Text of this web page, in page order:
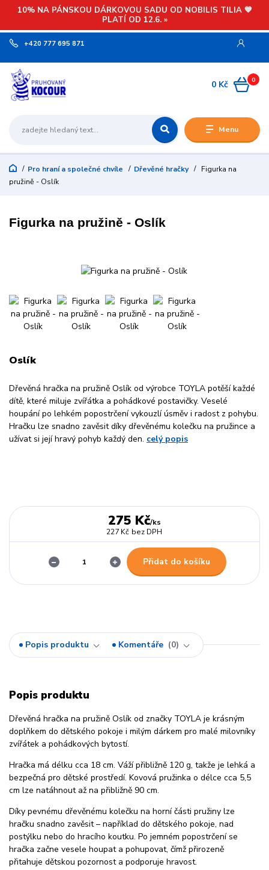
10% NA PÁNSKOU DÁRKOVOU SADU OD NOBILIS TILIA 💙
PLATÍ OD 12.6. »
Menu
+420 777 695 871
0
0 Kč
Pro hraní a společné chvíle Dřevěné hračky
Figurka na
pružině - Oslík
Figurka na pružině - Oslík
Oslík
Dřevěná hračka na pružině Oslík od výrobce TOYLA potěší každé
dítě, které miluje zvířátka a pohádkové postavičky. Veselé
houpání po lehkém popostrčení vykouzlí úsměv i radost z pohybu.
Hračku lze snadno zavěsit díky dřevěnému kolečku na pružince a
užívat si její hravý pohyb každý den. celý popis
275 Kč/ks
227 Kč bez DPH
Přidat do košíku
Popis produktu Komentáře 0
Popis produktu
Dřevěná hračka na pružině Oslík od značky TOYLA je krásným
doplňkem do dětského pokoje i milým dárkem pro malé milovníky
zvířátek a pohádkových bytostí.
Hračka má délku cca 18 cm. Váží přibližně 120 g, takže je lehká a
bezpečná pro dětské prostředí. Kovová pružinka o délce cca 5,5
cm lze natáhnout až na přibližně 90 cm.
Díky pevnému dřevěnému kolečku na horní části pružiny lze
hračku snadno zavěsit – například do dětského pokoje, nad
postýlku nebo do hracího koutku. Po jemném popostrčení se
hračka začne vesele houpat a pohupovat, čímž přirozeně
přitahuje dětskou pozornost a podporuje hravost.